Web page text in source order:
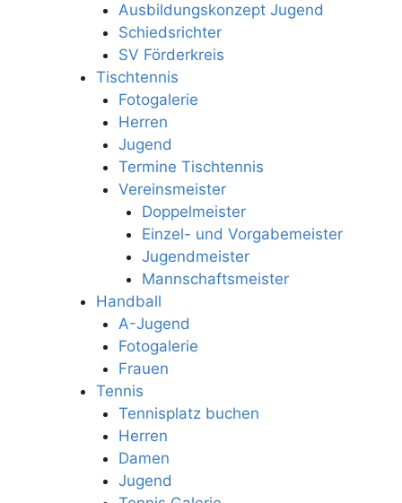
Ausbildungskonzept Jugend
Schiedsrichter
SV Förderkreis
Tischtennis
Fotogalerie
Herren
Jugend
Termine Tischtennis
Vereinsmeister
Doppelmeister
Einzel- und Vorgabemeister
Jugendmeister
Mannschaftsmeister
Handball
A-Jugend
Fotogalerie
Frauen
Tennis
Tennisplatz buchen
Herren
Damen
Jugend